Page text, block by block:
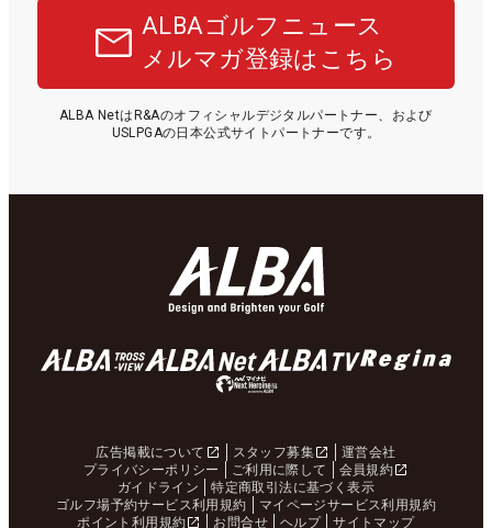
ALBAゴルフニュース
メルマガ登録はこちら
ALBA NetはR&Aのオフィシャルデジタルパートナー、および
USLPGAの日本公式サイトパートナーです。
広告掲載について スタッフ募集
運営会社
プライバシーポリシー
ご利用に際して
会員規約
ガイドライン
特定商取引法に基づく表示
ゴルフ場予約サービス利用規約
マイページサービス利用規約
ポイント利用規約
お問合せ ヘルプ サイトマップ